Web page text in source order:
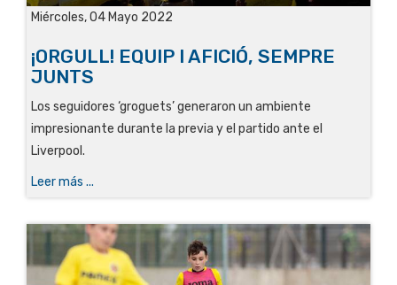
Miércoles, 04 Mayo 2022
¡ORGULL! EQUIP I AFICIÓ, SEMPRE
JUNTS
Los seguidores ‘groguets’ generaron un ambiente
impresionante durante la previa y el partido ante el
Liverpool.
Leer más ...